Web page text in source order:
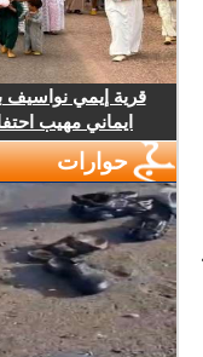
قرية إيمي نواسيف
ايماني مهيب
حوارات